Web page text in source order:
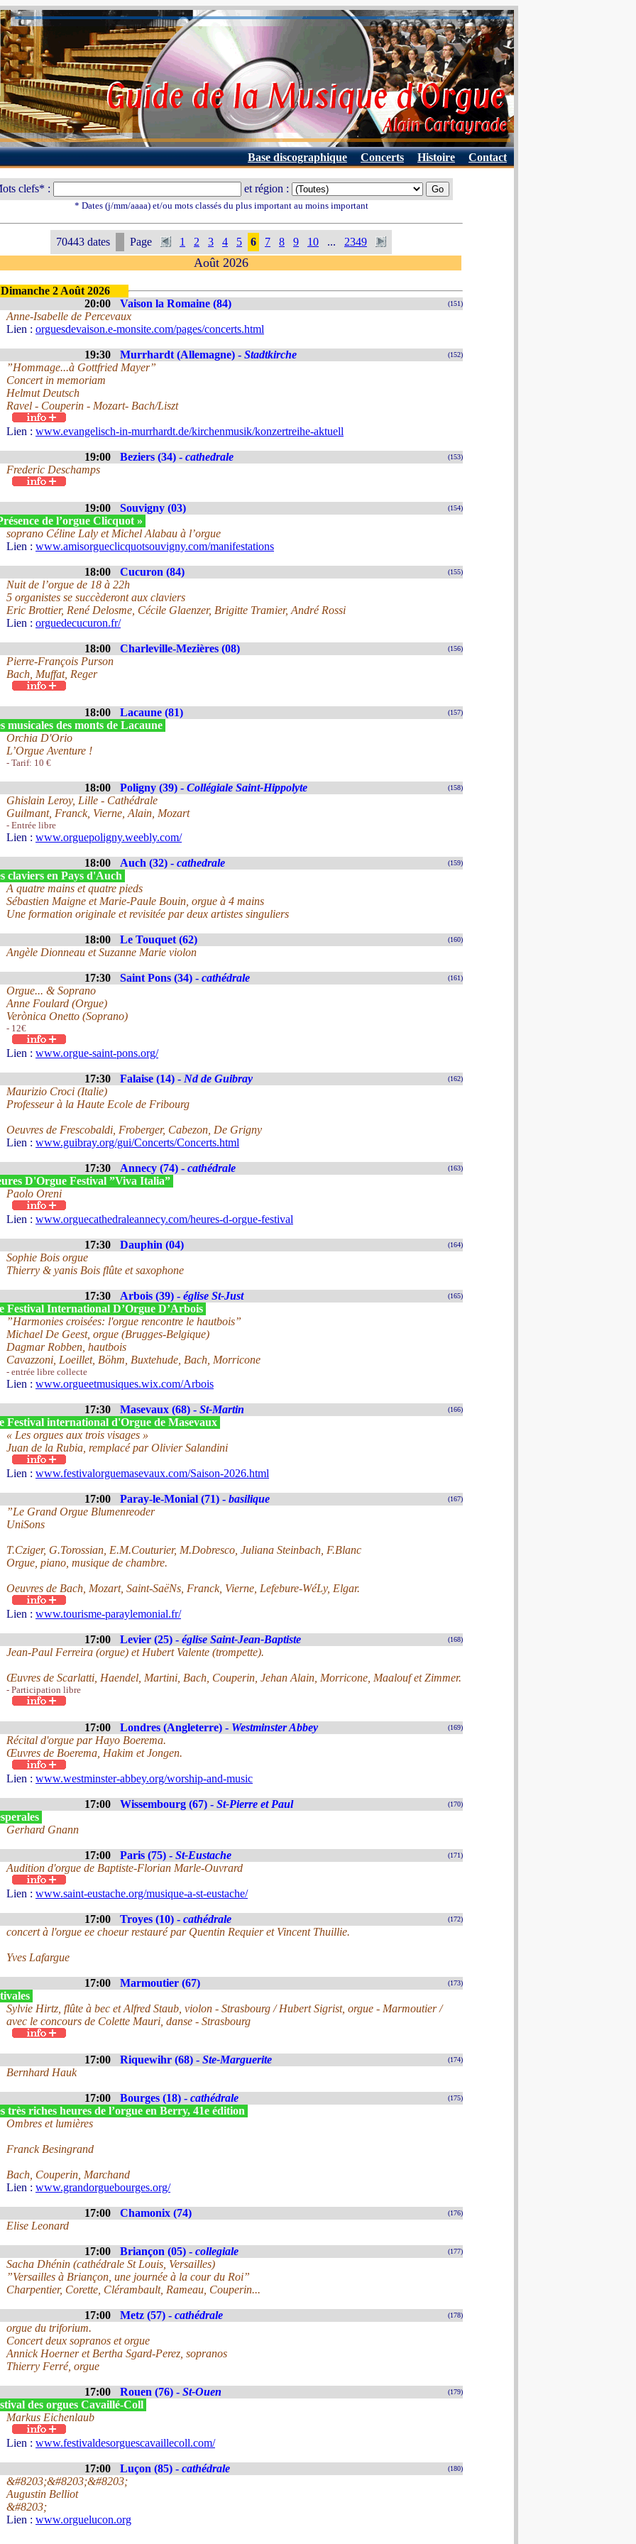
Base discographique Concerts Histoire Contact
clefs* : et région :
* Dates (j/mm/aaaa) et/ou mots classés du plus important au moins important
70443 dates Page 1 2 3 4 5 6 7 8 9 10 ... 2349
Août 2026
Dimanche 2 Août 2026
20:00
Vaison la Romaine (84) (151)
Anne-Isabelle de Percevaux
Lien : orguesdevaison.e-monsite.com/pages/concerts.html
19:30 Murrhardt (Allemagne) - Stadtkirche (152)
”Hommage...à Gottfried Mayer”
Concert in memoriam
Helmut Deutsch
Ravel - Couperin - Mozart- Bach/Liszt
Lien : www.evangelisch-in-murrhardt.de/kirchenmusik/konzertreihe-aktuell
19:00 Beziers (34) - cathedrale (153)
Frederic Deschamps
19:00 Souvigny (03) (154)
de l’orgue Clicquot »
soprano Céline Laly et Michel Alabau à l’orgue
Lien : www.amisorgueclicquotsouvigny.com/manifestations
18:00 Cucuron (84) (155)
Nuit de l’orgue de 18 à 22h
5 organistes se succèderont aux claviers
Eric Brottier, René Delosme, Cécile Glaenzer, Brigitte Tramier, André Rossi
Lien : orguedecucuron.fr/
18:00 Charleville-Mezières (08) (156)
Pierre-François Purson
Bach, Muffat, Reger
18:00 Lacaune (81) (157)
musicales des monts de Lacaune
Orchia D'Orio
L’Orgue Aventure !
- Tarif: 10 €
18:00 Poligny (39) - Collégiale Saint-Hippolyte (158)
Ghislain Leroy, Lille - Cathédrale
Guilmant, Franck, Vierne, Alain, Mozart
- Entrée libre
Lien : www.orguepoligny.weebly.com/
18:00 Auch (32) - cathedrale (159)
claviers en Pays d'Auch
A quatre mains et quatre pieds
Sébastien Maigne et Marie-Paule Bouin, orgue à 4 mains
Une formation originale et revisitée par deux artistes singuliers
18:00 Le Touquet (62) (160)
Angèle Dionneau et Suzanne Marie violon
17:30 Saint Pons (34) - cathédrale (161)
Orgue... & Soprano
Anne Foulard (Orgue)
Verònica Onetto (Soprano)
- 12€
Lien : www.orgue-saint-pons.org/
17:30 Falaise (14) - Nd de Guibray (162)
Maurizio Croci (Italie)
Professeur à la Haute Ecole de Fribourg
Oeuvres de Frescobaldi, Froberger, Cabezon, De Grigny
Lien : www.guibray.org/gui/Concerts/Concerts.html
17:30 Annecy (74) - cathédrale (163)
D'Orgue Festival ”Viva Italia”
Paolo Oreni
Lien : www.orguecathedraleannecy.com/heures-d-orgue-festival
17:30 Dauphin (04) (164)
Sophie Bois orgue
Thierry & yanis Bois flûte et saxophone
17:30 Arbois (39) - église St-Just (165)
Festival International D’Orgue D’Arbois
”Harmonies croisées: l'orgue rencontre le hautbois”
Michael De Geest, orgue (Brugges-Belgique)
Dagmar Robben, hautbois
Cavazzoni, Loeillet, Böhm, Buxtehude, Bach, Morricone
- entrée libre collecte
Lien : www.orgueetmusiques.wix.com/Arbois
17:30 Masevaux (68) - St-Martin (166)
Festival international d'Orgue de Masevaux
« Les orgues aux trois visages »
Juan de la Rubia, remplacé par Olivier Salandini
Lien : www.festivalorguemasevaux.com/Saison-2026.html
17:00 Paray-le-Monial (71) - basilique (167)
”Le Grand Orgue Blumenreoder
UniSons
T.Cziger, G.Torossian, E.M.Couturier, M.Dobresco, Juliana Steinbach, F.Blanc
Orgue, piano, musique de chambre.
Oeuvres de Bach, Mozart, Saint-SaëNs, Franck, Vierne, Lefebure-WéLy, Elgar.
Lien : www.tourisme-paraylemonial.fr/
17:00 Levier (25) - église Saint-Jean-Baptiste (168)
Jean-Paul Ferreira (orgue) et Hubert Valente (trompette).
Œuvres de Scarlatti, Haendel, Martini, Bach, Couperin, Jehan Alain, Morricone, Maalouf et Zimmer.
- Participation libre
17:00 Londres (Angleterre) - Westminster Abbey (169)
Récital d'orgue par Hayo Boerema.
Œuvres de Boerema, Hakim et Jongen.
Lien : www.westminster-abbey.org/worship-and-music
17:00 Wissembourg (67) - St-Pierre et Paul (170)
Gerhard Gnann
17:00 Paris (75) - St-Eustache (171)
Audition d'orgue de Baptiste-Florian Marle-Ouvrard
Lien : www.saint-eustache.org/musique-a-st-eustache/
17:00 Troyes (10) - cathédrale (172)
concert à l'orgue ee choeur restauré par Quentin Requier et Vincent Thuillie.
Yves Lafargue
17:00 Marmoutier (67) (173)
Sylvie Hirtz, flûte à bec et Alfred Staub, violon - Strasbourg / Hubert Sigrist, orgue - Marmoutier /
avec le concours de Colette Mauri, danse - Strasbourg
17:00 Riquewihr (68) - Ste-Marguerite (174)
Bernhard Hauk
17:00 Bourges (18) - cathédrale (175)
très riches heures de l’orgue en Berry, 41e édition
Ombres et lumières
Franck Besingrand
Bach, Couperin, Marchand
Lien : www.grandorguebourges.org/
17:00 Chamonix (74) (176)
Elise Leonard
17:00 Briançon (05) - collegiale (177)
Sacha Dhénin (cathédrale St Louis, Versailles)
”Versailles à Briançon, une journée à la cour du Roi”
Charpentier, Corette, Clérambault, Rameau, Couperin...
17:00 Metz (57) - cathédrale (178)
orgue du triforium.
Concert deux sopranos et orgue
Annick Hoerner et Bertha Sgard-Perez, sopranos
Thierry Ferré, orgue
17:00 Rouen (76) - St-Ouen (179)
des orgues Cavaillé-Coll
Markus Eichenlaub
Lien : www.festivaldesorguescavaillecoll.com/
17:00 Luçon (85) - cathédrale (180)
&#8203;&#8203;&#8203;
Augustin Belliot
&#8203;
Lien : www.orguelucon.org